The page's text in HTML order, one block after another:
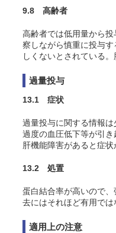
9.8 高齢者
高齢者では低用量から
察しながら慎重に投与
しくないとされている
過量投与
13.1 症状
過量投与に関する情報
過度の血圧低下等が引き
肝機能障害があると症状
13.2 処置
蛋白結合率が高いので
去にはそれほど有用では
適用上の注意